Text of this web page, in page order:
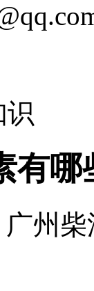
识
有哪
州